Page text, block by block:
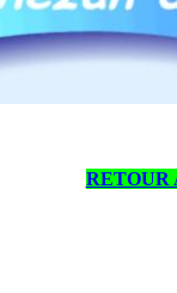
RETOUR